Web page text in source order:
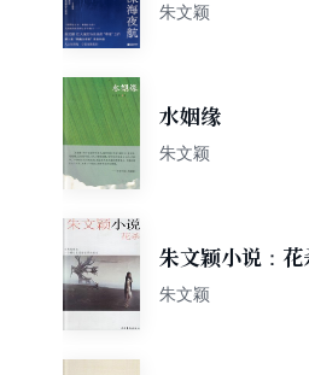
朱文颖
水姻缘
朱文颖
朱文颖小说：花
朱文颖